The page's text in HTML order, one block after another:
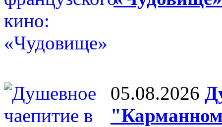
05.08.2026